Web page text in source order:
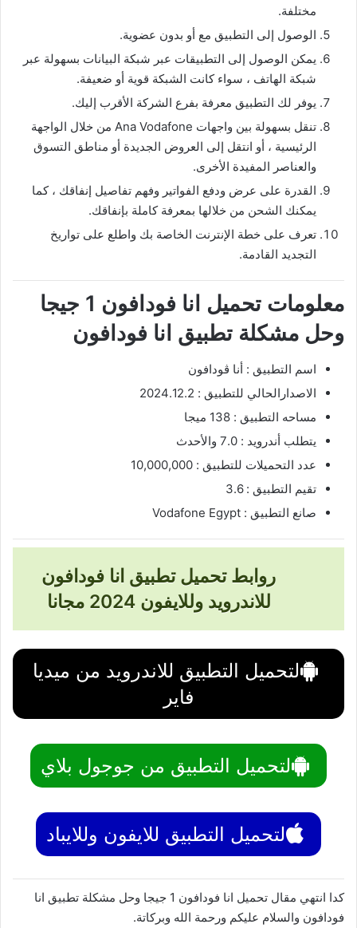
مختلفة.
الوصول إلى التطبيق مع أو بدون عضوية.
يمكن الوصول إلى التطبيقات عبر شبكة البيانات بسهولة عبر
شبكة الهاتف ، سواء كانت الشبكة قوية أو ضعيفة.
يوفر لك التطبيق معرفة بفرع الشركة الأقرب إليك.
تنقل بسهولة بين واجهات Ana Vodafone من خلال الواجهة
الرئيسية ، أو انتقل إلى العروض الجديدة أو مناطق التسوق
والعناصر المفيدة الأخرى.
القدرة على عرض ودفع الفواتير وفهم تفاصيل إنفاقك ، كما
يمكنك الشحن من خلالها بمعرفة كاملة بإنفاقك.
تعرف على خطة الإنترنت الخاصة بك واطلع على تواريخ
التجديد القادمة.
معلومات تحميل انا فودافون 1 جيجا
وحل مشكلة تطبيق انا فودافون
اسم التطبيق : أنا ڤودافون
الاصدارالحالي للتطبيق : 2024.12.2
مساحه التطبيق : 138 ميجا
يتطلب أندرويد : 7.0 والأحدث
عدد التحميلات للتطبيق : 10,000,000
تقيم التطبيق : 3.6
صانع التطبيق : Vodafone Egypt͏
روابط تحميل تطبيق انا فودافون
للاندرويد وللايفون 2024 مجانا
لتحميل التطبيق للاندرويد من ميديا
فاير
لتحميل التطبيق من جوجول بلاي
لتحميل التطبيق للايفون وللايباد
كدا انتهي مقال تحميل انا فودافون 1 جيجا وحل مشكلة تطبيق انا
فودافون والسلام عليكم ورحمة الله وبركاتة.